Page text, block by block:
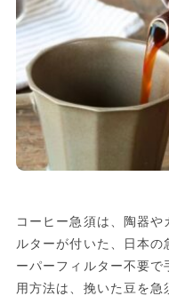
コーヒー急須は、陶器
ルターが付いた、日本
ーパーフィルター不要
用方法は、挽いた豆を